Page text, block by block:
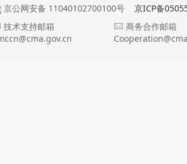
京公网安备 11040102700100号
京ICP备
技术支持邮箱
商务合作邮箱